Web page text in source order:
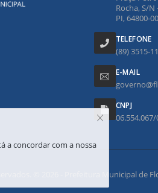
Rocha, S/N
PI, 64800-
TELEFONE
(89) 3515-
E-MAIL
CNPJ
06.554.067/
© 2026 - Prefeitura Municipal de
a concordar com a nossa